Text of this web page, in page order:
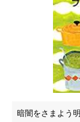
暗闇をさまよう